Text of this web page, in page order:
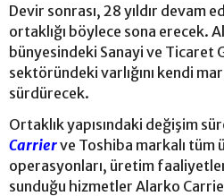
Devir sonrası, 28 yıldır devam
ortaklığı böylece sona erecek.
bünyesindeki Sanayi ve Ticaret
sektöründeki varlığını kendi
sürdürecek.
Ortaklık yapısındaki değişim
Carrierve Toshiba markalı tüm
operasyonları, üretim
sunduğu hizmetler Alarko